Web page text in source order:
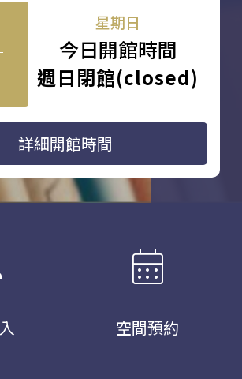
星期日
今日開館時間
週日閉館(closed)
詳細開館時間
calendar_month
空間預約